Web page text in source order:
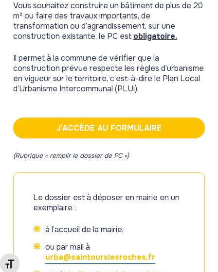
Changer la taille de la police
Vous souhaitez construire un bâtiment de plus de 20
m² ou faire des travaux importants, de
transformation ou d’agrandissement, sur une
construction existante, le PC est obligatoire.
Il permet à la commune de vérifier que la
construction prévue respecte les règles d’urbanisme
en vigueur sur le territoire, c’est-à-dire le Plan Local
d’Urbanisme Intercommunal (PLUi).
J’ACCÈDE AU FORMULAIRE
(Rubrique « remplir le dossier de PC »)
Le dossier est à déposer en mairie en un
exemplaire :
à l’accueil de la mairie,
ou par mail à
urba@saintourslesroches.fr